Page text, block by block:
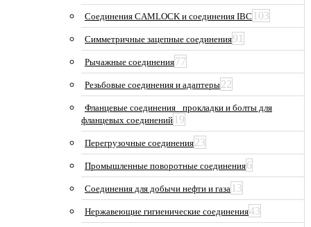
Соединения CAMLOCK и соединения IBC 103
Симметричные зацепные соединения91
Рычажные соединения77
Резьбовые соединения и адаптеры22
Фланцевые соединения_ прокладки и болты для
фланцевых соединений 19
Перегрузочные соединения23
Промышленные поворотные соединения6
Соединения для добычи нефти и газа 13
Нержавеющие гигиенические соединения43